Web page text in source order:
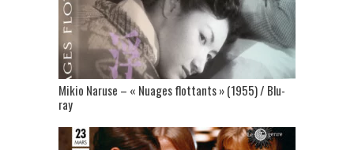
Mikio Naruse – « Nuages flottants » (1955) / Blu-
ray